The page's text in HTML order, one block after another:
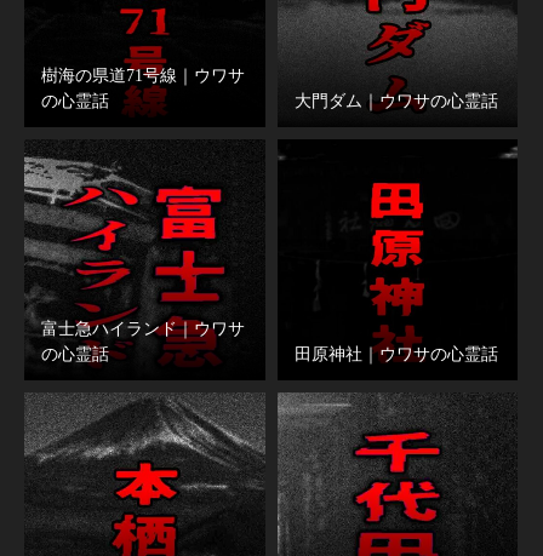
樹海の県道71号線｜ウワサ
の心霊話
大門ダム｜ウワサの心霊話
富士急ハイランド｜ウワサ
の心霊話
田原神社｜ウワサの心霊話